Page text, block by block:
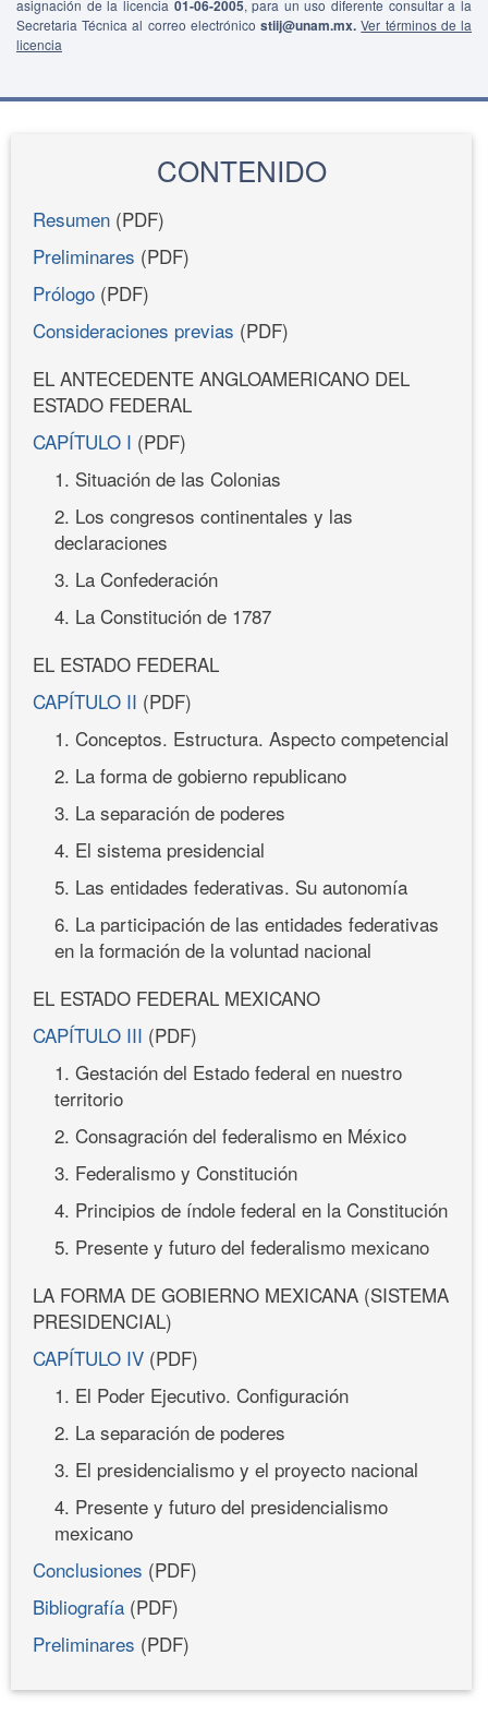
asignación de la licencia 01-06-2005, para un uso diferente consultar a la
Secretaria Técnica al correo electrónicostiij@unam.mx. Ver términos de la
licencia
CONTENIDO
Resumen (PDF)
Preliminares (PDF)
Prólogo (PDF)
Consideraciones previas (PDF)
EL ANTECEDENTE ANGLOAMERICANO DEL
ESTADO FEDERAL
CAPÍTULO I (PDF)
1. Situación de las Colonias
2. Los congresos continentales y las
declaraciones
3. La Confederación
4. La Constitución de 1787
EL ESTADO FEDERAL
CAPÍTULO II (PDF)
1. Conceptos. Estructura. Aspecto competencial
2. La forma de gobierno republicano
3. La separación de poderes
4. El sistema presidencial
5. Las entidades federativas. Su autonomía
6. La participación de las entidades federativas
en la formación de la voluntad nacional
EL ESTADO FEDERAL MEXICANO
CAPÍTULO III (PDF)
1. Gestación del Estado federal en nuestro
territorio
2. Consagración del federalismo en México
3. Federalismo y Constitución
4. Principios de índole federal en la Constitución
5. Presente y futuro del federalismo mexicano
LA FORMA DE GOBIERNO MEXICANA (SISTEMA
PRESIDENCIAL)
CAPÍTULO IV (PDF)
1. El Poder Ejecutivo. Configuración
2. La separación de poderes
3. El presidencialismo y el proyecto nacional
4. Presente y futuro del presidencialismo
mexicano
Conclusiones (PDF)
Bibliografía (PDF)
Preliminares (PDF)